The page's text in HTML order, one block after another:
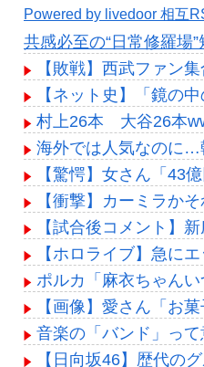
Powered by livedoor 相互
共感必至の“日常修羅場”
【敗戦】西武ファン
【ネット史】「鏡の
村上26本 大谷26本
海外では人気なのに…
【驚愕】女さん「
【衝撃】カーミラか
【試合後コメント】
【ホロライブ】急に
ポルカ「麻衣ちゃん
【画像】愛さん「お
音楽の「バンド」って
【日向坂46】歴代の